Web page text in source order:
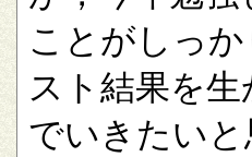
ことがしっ
スト結果を
でいきたいと